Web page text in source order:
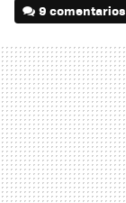
9 comentarios